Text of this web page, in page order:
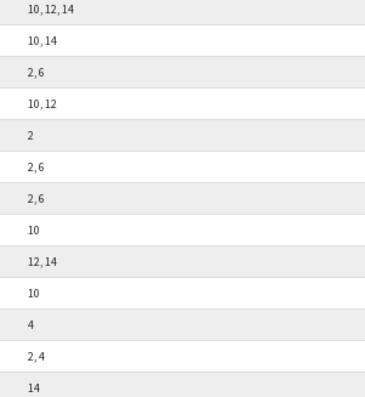
10, 12, 14
10, 14
2, 6
10, 12
2
2, 6
2, 6
10
12, 14
10
4
2, 4
14